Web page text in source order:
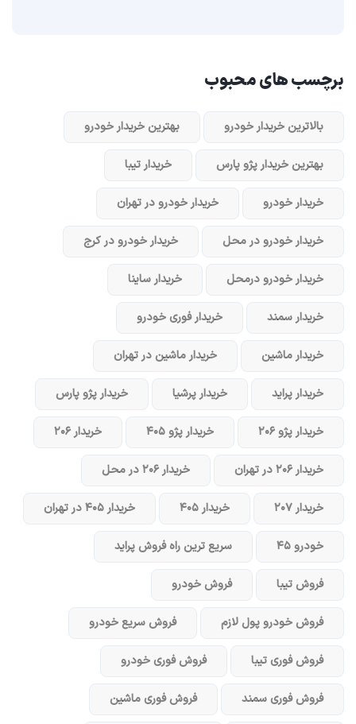
برچسب های محبوب
بالاترین خریدار خودرو بهترین خریدار خودرو
بهترین خریدار پژو پارس خریدار تیبا
خریدار خودرو خریدار خودرو در تهران
خریدار خودرو در محل خریدار خودرو در کرج
خریدار خودرو در‌محل خریدار ساینا
خریدار سمند خریدار فوری خودرو
خریدار ماشین خریدار ماشین در تهران
خریدار پراید خریدار پرشیا خریدار پژو پارس
خریدار پژو ۲۰۶ خریدار پژو ۴۰۵ خریدار ۲۰۶
خریدار ۲۰۶ در تهران خریدار ۲۰۶ در محل
خریدار ۲۰۷ خریدار ۴۰۵ خریدار ۴۰۵ در تهران
خودرو ۴۵ سریع ترین راه فروش پراید
فروش تیبا فروش خودرو
فروش خودرو پول لازم فروش سریع خودرو
فروش فوری تیبا فروش فوری خودرو
فروش فوری سمند فروش فوری ماشین